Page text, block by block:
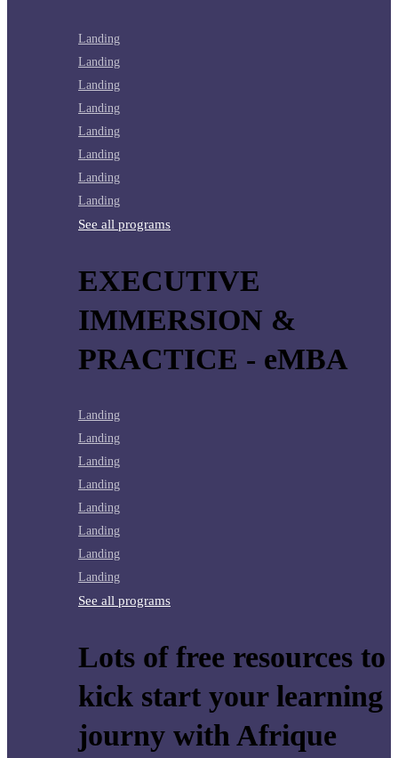
Landing
Landing
Landing
Landing
Landing
Landing
Landing
Landing
See all programs
EXECUTIVE
IMMERSION &
PRACTICE - eMBA
Landing
Landing
Landing
Landing
Landing
Landing
Landing
Landing
See all programs
Lots of free resources to
kick start your learning
journy with Afrique